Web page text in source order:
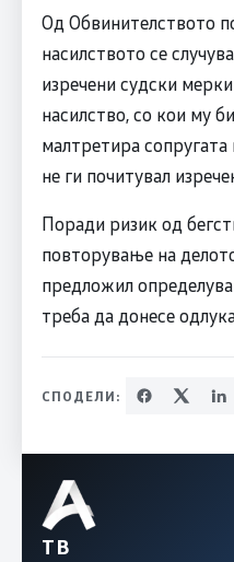
Од Обвинителството
насилството се
изречени судски
насилство, со кои му
малтретира
не ги почитувал
Поради ризик од
повторување на
предложил
треба да донесе
СПОДЕЛИ:
ТВ